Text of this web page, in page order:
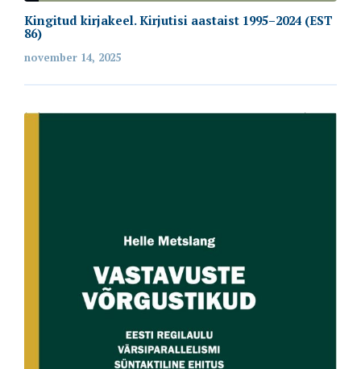
Kingitud kirjakeel. Kirjutisi aastaist 1995–2024 (EST
86)
november 14, 2025